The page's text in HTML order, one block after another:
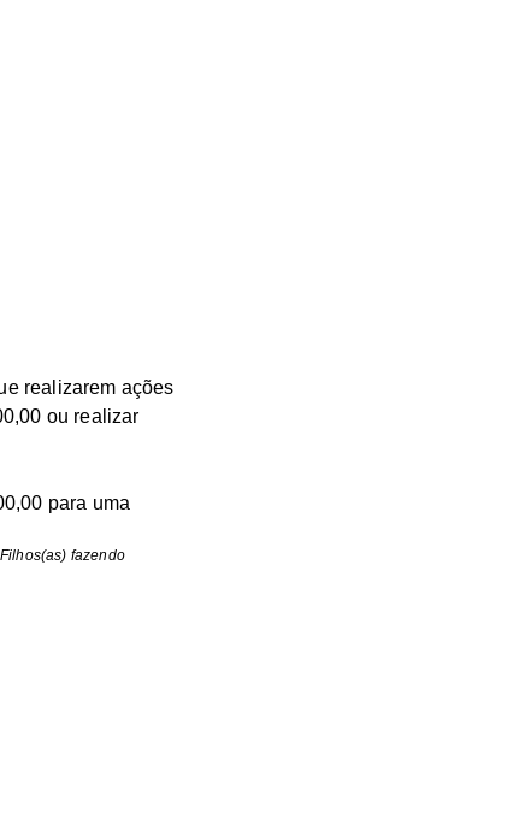
realizarem ações
ou realizar
para uma
fazendo